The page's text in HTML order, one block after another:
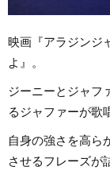
映画『アラジンジ
よ』。
ジーニーとジャフ
るジャファーが歌
自身の強さを高ら
させるフレーズが